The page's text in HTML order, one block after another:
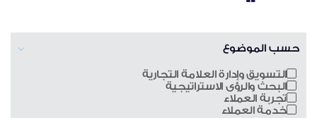
حسب الموضوع
التسويق وإدارة العلامة التجارية
البحث والرؤى الاستراتيجية
تجربة العملاء
خدمة العملاء